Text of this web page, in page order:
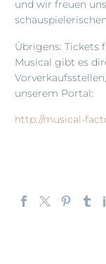
und wir freuen
Übrigens: Tickets
Musical gibt es
unserem Portal:
http://musical-